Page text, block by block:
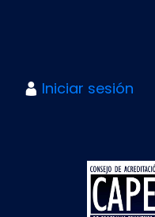
Iniciar sesión